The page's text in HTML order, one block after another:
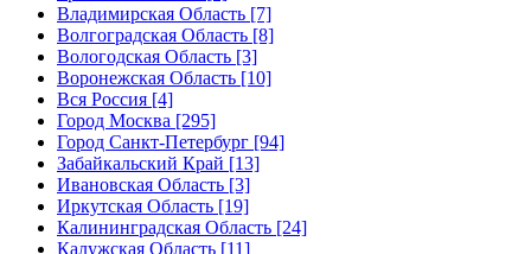
Владимирская Область [7]
Волгоградская Область [8]
Вологодская Область [3]
Воронежская Область [10]
Вся Россия [4]
Город Москва [295]
Город Санкт-Петербург [94]
Забайкальский Край [13]
Ивановская Область [3]
Иркутская Область [19]
Калининградская Область [24]
Калужская Область [11]